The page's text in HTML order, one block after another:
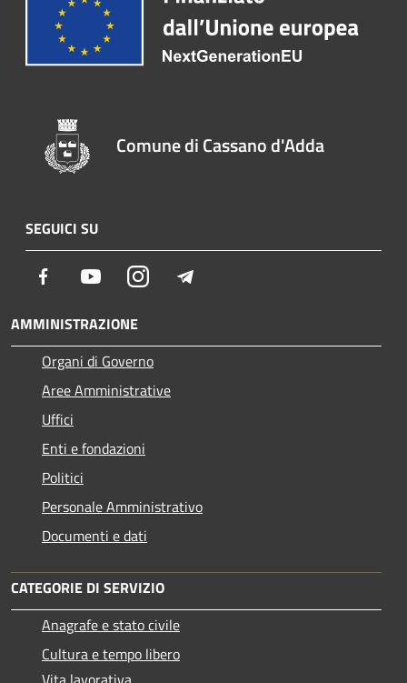
Comune di Cassano d'Adda
SEGUICI SU
Facebook YoutubeInstagram
AMMINISTRAZIONE
Organi di Governo
Aree Amministrative
Uffici
Enti e fondazioni
Politici
Personale Amministrativo
Documenti e dati
CATEGORIE DI SERVIZIO
Anagrafe e stato civile
Cultura e tempo libero